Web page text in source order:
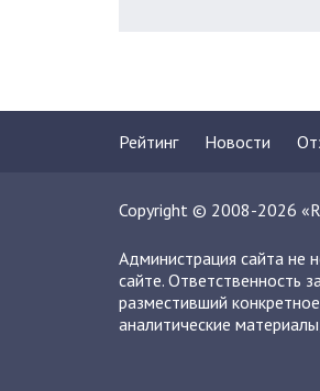
Рейтинг Новости
Copyright © 2008-2026
Администрация сайта не
сайте. Ответственность
разместивший
аналитические